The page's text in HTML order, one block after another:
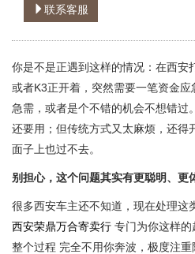
联系客服
你是不是正遇到这样的情况：在西安
或者K3正开着，突然需要一笔资金
急需，或者是个不错的机会不想错过
还要用；但传统方式又太麻烦，还得
面子上也过不去。
别担心，这个问题其实有更聪明、更
很多西安车主还不知道，现在处理这
西安荣鼎万合寄卖行 专门为你这样的
整个过程 完全不用你奔波，极度注